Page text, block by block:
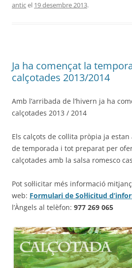
anticel 19 desembre 2013.
Ja ha començat la
calçotades 2013/2014
Amb l’arribada de l’hivern ja ha
calçotades 2013 / 2014
Els calçots de collita pròpia ja
de temporada i tot preparat per
calçotades amb la salsa romesco
Pot sol·licitar més informació
web: Formulari de Sol·licitud
l’Àngels al telèfon: 977 269 065